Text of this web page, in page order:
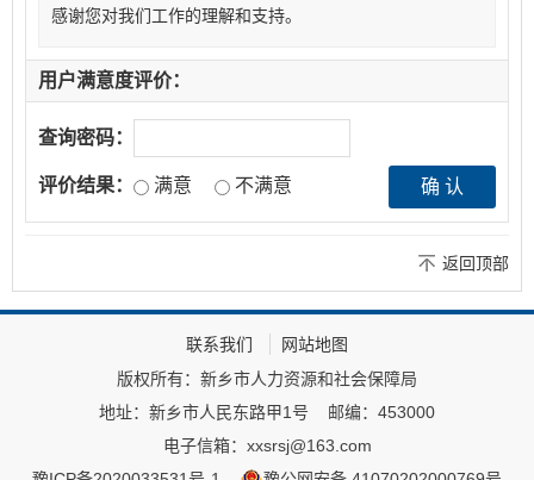
感谢您对我们工作的理解和支持。
用户满意度评价：
查询密码：
评价结果： 满意 不满意
返回顶部
联系我们
网站地图
版权所有：新乡市人力资源和社会保障局
地址：新乡市人民东路甲1号
邮编：453000
电子信箱：xxsrsj@163.com